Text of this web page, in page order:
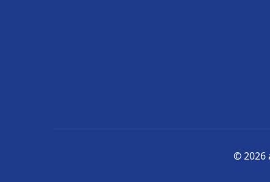
© 2026